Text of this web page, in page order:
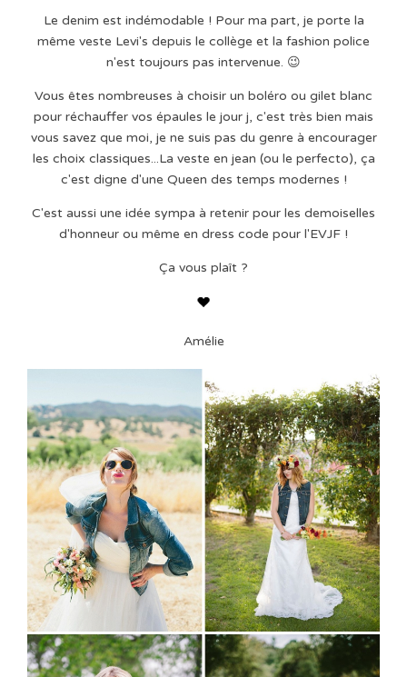
Le denim est indémodable ! Pour ma part, je porte la
même veste Levi's depuis le collège et la fashion police
n'est toujours pas intervenue. 😉
Vous êtes nombreuses à choisir un boléro ou gilet blanc
pour réchauffer vos épaules le jour j, c'est très bien mais
vous savez que moi, je ne suis pas du genre à encourager
les choix classiques...La veste en jean (ou le perfecto), ça
c'est digne d'une Queen des temps modernes !
C'est aussi une idée sympa à retenir pour les demoiselles
d'honneur ou même en dress code pour l'EVJF !
Ça vous plaît ?
Amélie